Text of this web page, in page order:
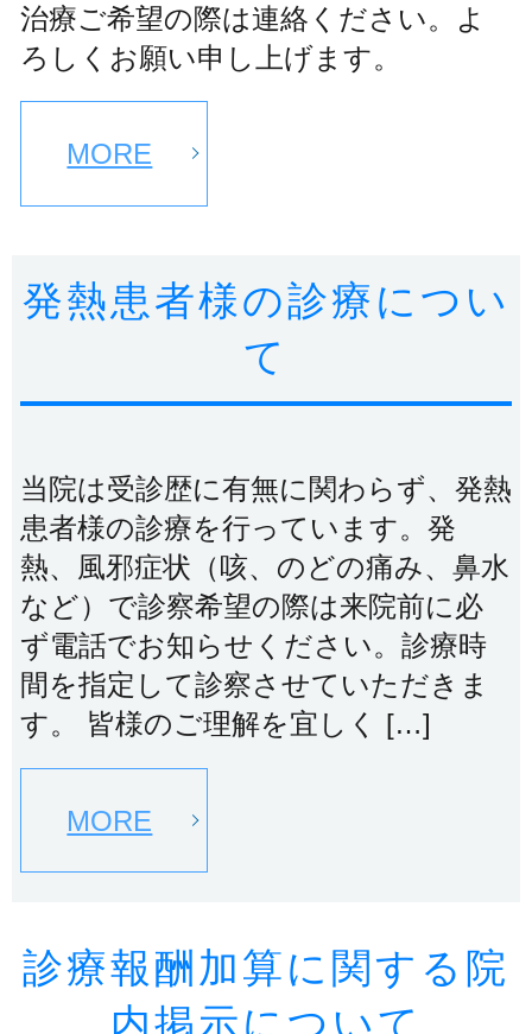
治療ご希望の際は連絡ください。よ
ろしくお願い申し上げます。
MORE
発熱患者様の診療につい
て
当院は受診歴に有無に関わらず、発熱
患者様の診療を行っています。発
熱、風邪症状（咳、のどの痛み、鼻水
など）で診察希望の際は来院前に必
ず電話でお知らせください。診療時
間を指定して診察させていただきま
す。 皆様のご理解を宜しく […]
MORE
診療報酬加算に関する院
内掲示について